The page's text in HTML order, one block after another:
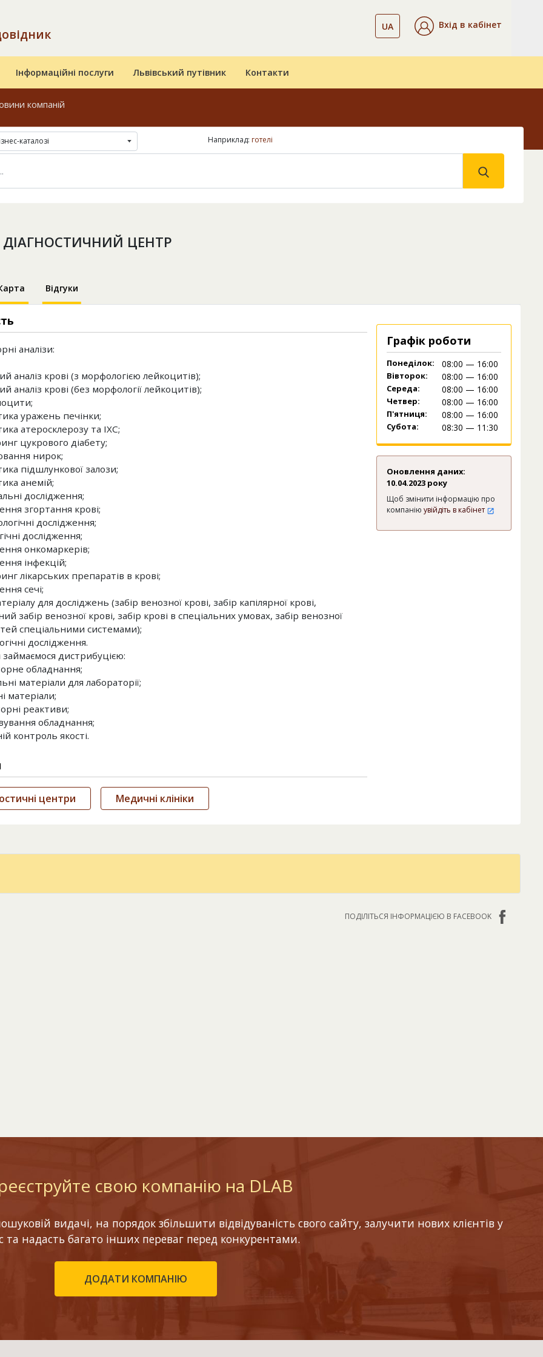
UA Вхід в кабінет
Інформаційні послуги Львівський путівник Контакти
компаній
каталозі Наприклад: готелі
ДІАГНОСТИЧНИЙ ЦЕНТР
Відгуки
аналізи:
аналіз крові (з морфологією лейкоцитів);
аналіз крові (без морфології лейкоцитів);
уражень печінки;
атеросклерозу та ІХС;
цукрового діабету;
нирок;
підшлункової залози;
анемій;
дослідження;
згортання крові;
дослідження;
дослідження;
онкомаркерів;
інфекцій;
лікарських препаратів в крові;
сечі;
для досліджень (забір венозної крові, забір капілярної крові,
забір венозної крові, забір крові в спеціальних умовах, забір венозної
спеціальними системами);
дослідження.
дистрибуцією:
обладнання;
матеріали для лабораторії;
матеріали;
реaктиви;
обладнання;
контроль якості.
центри Медичні клініки
Графік роботи
Понеділок: 08:00 — 16:00
Вівторок: 08:00 — 16:00
Середа: 08:00 — 16:00
Четвер: 08:00 — 16:00
П'ятниця: 08:00 — 16:00
Субота: 08:30 — 11:30
Оновлення даних:
10.04.2023 року
Щоб змінити інформацію про
компанію увійдіть в кабінет
ПОДІЛІТЬСЯ ІНФОРМАЦІЄЮ В FACEBOOK
свою компанію на DLAB
видачі, на порядок збільшити відвідуваність свого сайту, залучити нових клієнтів у
та надасть багато інших переваг перед конкурентами.
ДОДАТИ КОМПАНІЮ